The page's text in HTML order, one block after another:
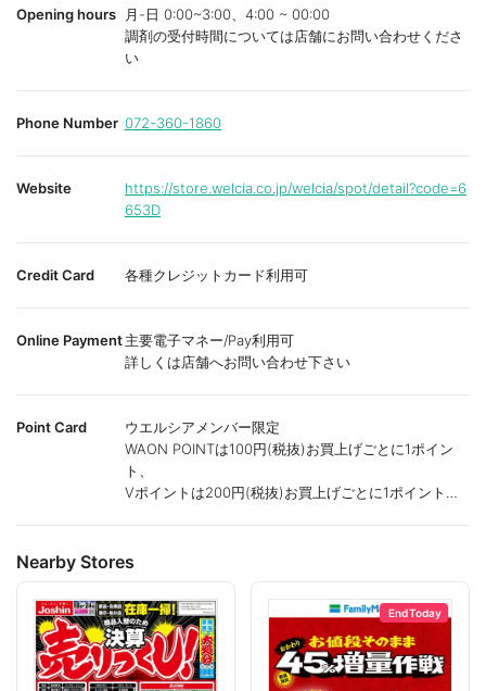
Opening hours
月-日 0:00~3:00、4:00 ~ 00:00
調剤の受付時間については店舗にお問い合わせくださ
い
Phone Number 072-360-1860
Website
https://store.welcia.co.jp/welcia/spot/detail?code=6
653D
Credit Card 各種クレジットカード利用可
Online Payment主要電子マネー/Pay利用可
詳しくは店舗へお問い合わせ下さい
Point Card
ウエルシアメンバー限定
WAON POINTは100円(税抜)お買上げごとに1ポイン
ト、
Vポイントは200円(税抜)お買上げごとに1ポイント進
Nearby Stores
End Today